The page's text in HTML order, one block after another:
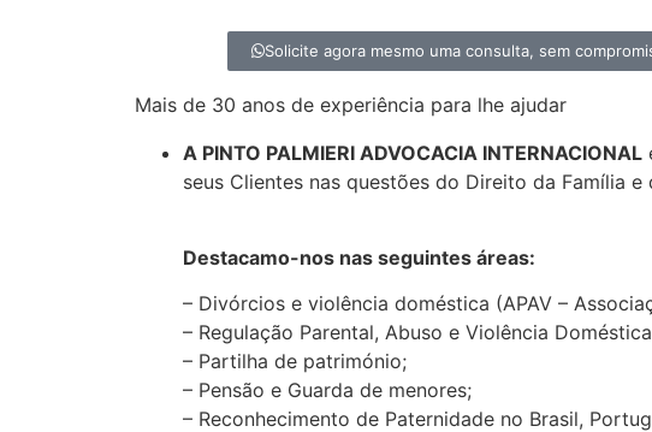
Solicite agora mesmo uma consulta, sem
Mais de 30 anos de experiência para lhe ajudar
A PINTO PALMIERI ADVOCACIA INTERNACIONAL
seus Clientes nas questões do Direito da Família e
Destacamo-nos nas seguintes áreas:
– Divórcios e violência doméstica (APAV –
– Regulação Parental, Abuso e Violência
– Partilha de património;
– Pensão e Guarda de menores;
– Reconhecimento de Paternidade no Brasil,